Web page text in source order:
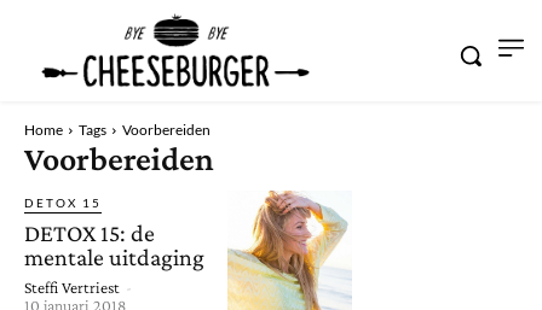
Home Tags Voorbereiden
Voorbereiden
DETOX 15
DETOX 15: de
mentale uitdaging
Steffi Vertriest -
10 januari 2018